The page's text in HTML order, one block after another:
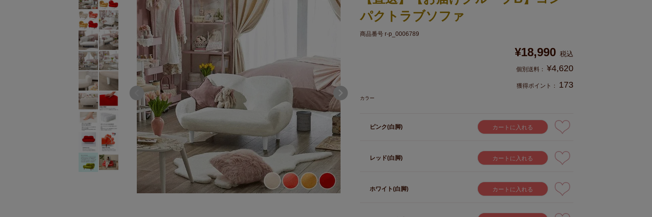
パクトラブソファ
商品番号 r-p_0006789
¥18,990 税込
¥4,620
獲得ポイント： 173
カラー
ピンク(白脚) カートに入れる
レッド(白脚) カートに入れる
ホワイト(白脚) カートに入れる